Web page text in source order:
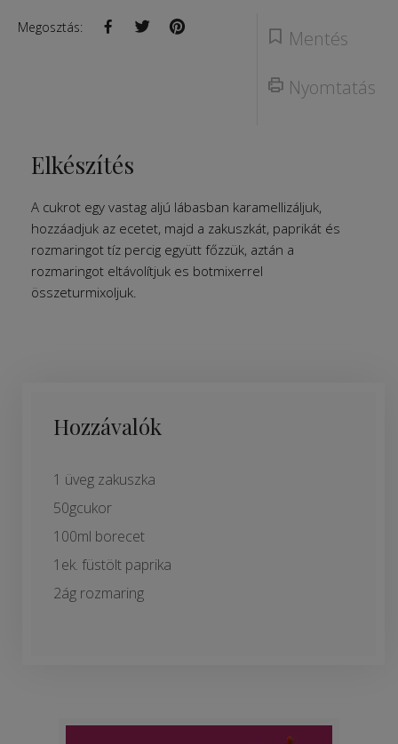
Mentés
Nyomtatás
Megosztás:
Elkészítés
A cukrot egy vastag aljú lábasban karamellizáljuk,
hozzáadjuk az ecetet, majd a zakuszkát, paprikát és
rozmaringot tíz percig együtt főzzük, aztán a
rozmaringot eltávolítjuk es botmixerrel
összeturmixoljuk.
Hozzávalók
1 üveg zakuszka
50gcukor
100ml borecet
1ek. füstölt paprika
2ág rozmaring